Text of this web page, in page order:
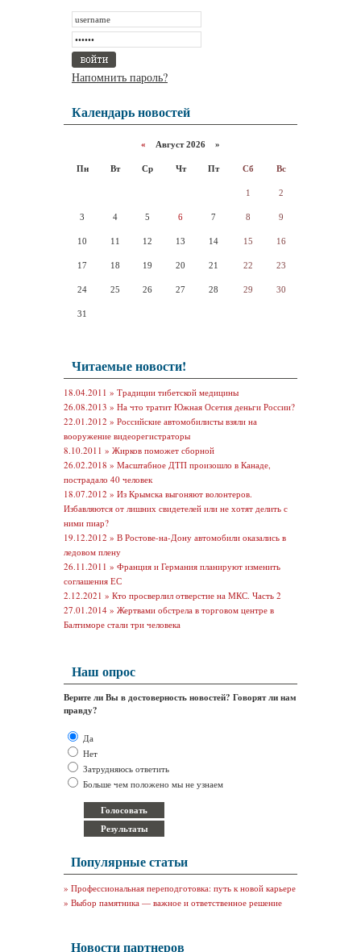
Напомнить пароль?
Календарь новостей
« Август 2026 »
Пн Вт Ср Чт Пт Сб Вс
1 2
3 4 5 6 7 8 9
10 11 12 13 14 15 16
17 18 19 20 21 22 23
24 25 26 27 28 29 30
31
Читаемые новости!
18.04.2011 » Традиции тибетской медицины
26.08.2013 » На что тратит Южная Осетия деньги России?
22.01.2012 » Российские автомобилисты взяли на
вооружение видеорегистраторы
8.10.2011 » Жирков поможет сборной
26.02.2018 » Масштабное ДТП произошло в Канаде,
пострадало 40 человек
18.07.2012 » Из Крымска выгоняют волонтеров.
Избавляются от лишних свидетелей или не хотят делить с
ними пиар?
19.12.2012 » В Ростове-на-Дону автомобили оказались в
ледовом плену
26.11.2011 » Франция и Германия планируют изменить
соглашения ЕС
2.12.2021 » Кто просверлил отверстие на МКС. Часть 2
27.01.2014 » Жертвами обстрела в торговом центре в
Балтиморе стали три человека
Наш опрос
Верите ли Вы в достоверность новостей? Говорят ли нам
правду?
Да
Нет
Затрудняюсь ответить
Больше чем положено мы не узнаем
Популярные статьи
» Профессиональная переподготовка: путь к новой карьере
» Выбор памятника — важное и ответственное решение
Новости партнеров